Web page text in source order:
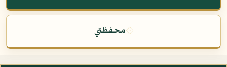
۞محفظتي